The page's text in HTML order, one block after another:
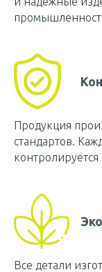
Продукция
стандартов.
Все детали